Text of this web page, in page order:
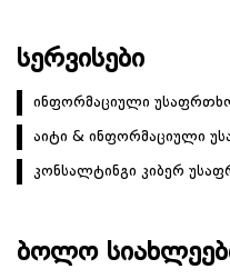
ᲡᲔᲠᲕᲘᲡᲔᲑᲘ
ინფორმაციული
აიტი & ინფორმაციული
კონსალტინგი კიბერ
ᲑᲝᲚᲝ